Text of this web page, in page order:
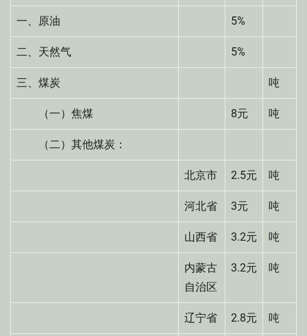
一、原油 5%
二、天然气 5%
三、煤炭 吨
（一）焦煤 8元 吨
（二）其他煤炭：
北京市 2.5元 吨
河北省 3元 吨
山西省 3.2元 吨
内蒙古
自治区
3.2元 吨
辽宁省 2.8元 吨